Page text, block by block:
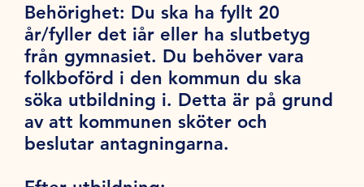
Behörighet: Du ska ha fyllt 20
år/fyller det iår eller ha slutbetyg
från gymnasiet. Du behöver vara
folkboförd i den kommun du ska
söka utbildning i. Detta är på grund
av att kommunen sköter och
beslutar antagningarna.